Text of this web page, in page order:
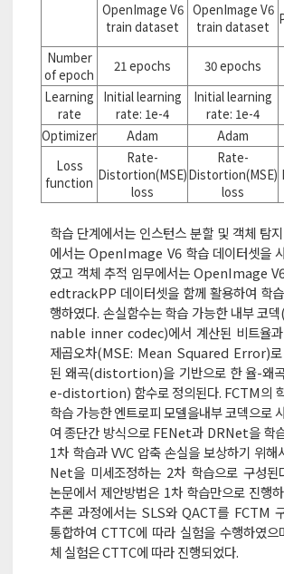
OpenImage V6
train dataset
OpenImage V6
train dataset
Number
of epoch
21 epochs 30 epochs
Learning
rate
Initial learning
rate: 1e-4
Initial learning
rate: 1e-4
Optimizer
Adam Adam
Loss
function
Rate-
Distortion(MSE)
loss
Rate-
Distortion(MSE)
loss
학습 단계에서는 인스턴스 분할 및 객체 탐
에서는 OpenImage V6 학습 데이터셋을
였고 객체 추적 임무에서는 OpenImage
edtrackPP 데이터셋을 함께 활용하여 학
행하였다. 손실함수는 학습 가능한 내부 코
nable inner codec)에서 계산된 비트율
제곱오차(MSE: Mean Squared Error)로
된 왜곡(distortion)을 기반으로 한 율-왜
e-distortion) 함수로 정의된다. FCTM의
학습 가능한 엔트로피 모델을내부 코덱으로
여 종단간 방식으로 FENet과 DRNet을 학
1차 학습과 VVC 압축 손실을 보상하기 위해
Net을 미세조정하는 2차 학습으로 구성된
논문에서 제안방법은 1차 학습만으로 진행
추론 과정에서는 SLS와 QACT를 FCTM
통합하여 CTTC에 따라 실험을 수행하였으
체 실험은 CTTC에 따라 진행되었다.